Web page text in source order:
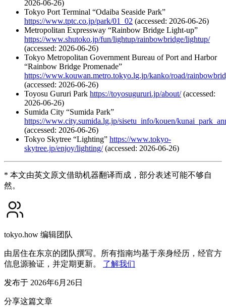
2026-06-26)
Tokyo Port Terminal “Odaiba Seaside Park”
https://www.tptc.co.jp/park/01_02 (accessed: 2026-06-26)
Metropolitan Expressway “Rainbow Bridge Light-up”
https://www.shutoko.jp/fun/lightup/rainbowbridge/lightup/
(accessed: 2026-06-26)
Tokyo Metropolitan Government Bureau of Port and Harbor
“Rainbow Bridge Promenade”
https://www.kouwan.metro.tokyo.lg.jp/kanko/road/
(accessed: 2026-06-26)
Toyosu Gururi Park https://toyosugururi.jp/about/(accessed:
2026-06-26)
Sumida City “Sumida Park”
https://www.city.sumida.lg.jp/sisetu_info/kouen/
(accessed: 2026-06-26)
Tokyo Skytree “Lighting” https://www.tokyo-
skytree.jp/enjoy/lighting/(accessed: 2026-06-26)
* 本文由英文原文借助机器翻译而成，部分表述可能不够自
然。
tokyo.how 编辑团队
由居住在东京的团队撰写。所有指南均基于亲身经历，经官方
信息源验证，并定期更新。 了解我们
发布于 2026年6月26日
分享这篇文章